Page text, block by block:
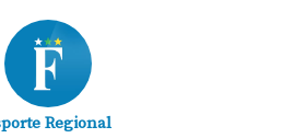
Regional